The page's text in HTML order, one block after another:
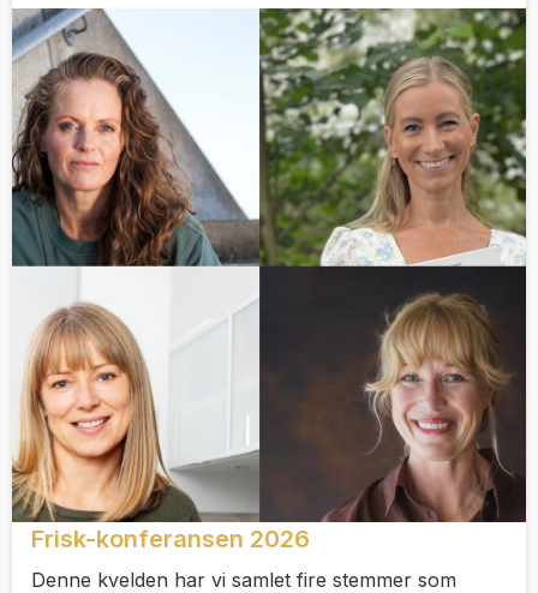
Frisk-konferansen 2026
Denne kvelden har vi samlet fire stemmer som